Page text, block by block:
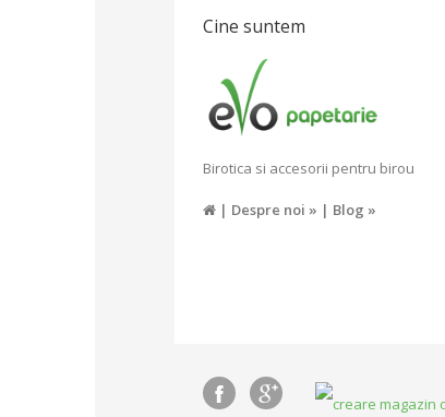
Cine suntem
Birotica si accesorii pentru birou
| Despre noi » | Blog »